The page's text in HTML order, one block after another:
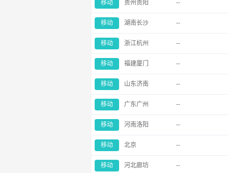
移动 贵州贵阳 --
移动 湖南长沙 --
移动 浙江杭州 --
移动 福建厦门 --
移动 山东济南 --
移动 广东广州 --
移动 河南洛阳 --
移动 北京 --
移动 河北廊坊 --